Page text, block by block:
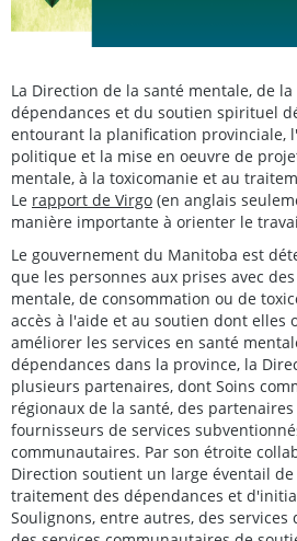
La Direction de la santé mentale, de
dépendances et du soutien spirituel
entourant la planification provinciale,
politique et la mise en oeuvre de
mentale, à la toxicomanie et au
Le rapport de Virgo (en anglais
manière importante à orienter le
Le gouvernement du Manitoba est
que les personnes aux prises avec
mentale, de consommation ou de
accès à l'aide et au soutien dont elles
améliorer les services en santé
dépendances dans la province, la
plusieurs partenaires, dont Soins
régionaux de la santé, des
fournisseurs de services
communautaires. Par son étroite
Direction soutient un large éventail
traitement des dépendances et
Soulignons, entre autres, des